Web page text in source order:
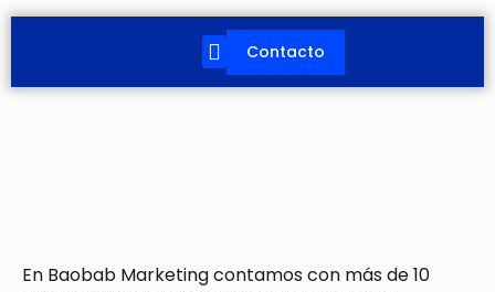
Contacto
En Baobab Marketing contamos con más de 10